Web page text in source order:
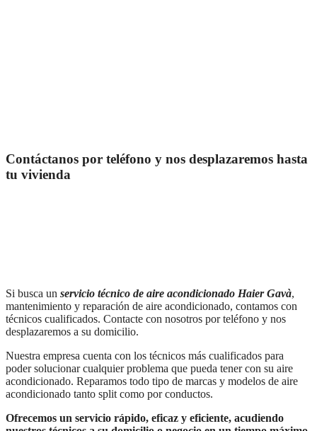
Contáctanos por teléfono y nos desplazaremos hasta
tu vivienda
Si busca un servicio técnico de aire acondicionado HaierGavà,
mantenimiento y reparación de aire acondicionado, contamos con
técnicos cualificados. Contacte con nosotros por teléfono y nos
desplazaremos a su domicilio.
Nuestra empresa cuenta con los técnicos más cualificados para
poder solucionar cualquier problema que pueda tener con su aire
acondicionado. Reparamos todo tipo de marcas y modelos de aire
acondicionado tanto split como por conductos.
Ofrecemos un servicio rápido, eficaz y eficiente, acudiendo